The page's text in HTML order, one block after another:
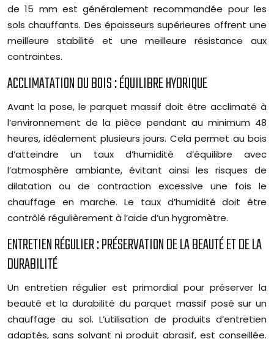
de 15 mm est généralement recommandée pour les
sols chauffants. Des épaisseurs supérieures offrent une
meilleure stabilité et une meilleure résistance aux
contraintes.
ACCLIMATATION DU BOIS : ÉQUILIBRE HYDRIQUE
Avant la pose, le parquet massif doit être acclimaté à
l’environnement de la pièce pendant au minimum 48
heures, idéalement plusieurs jours. Cela permet au bois
d’atteindre un taux d’humidité d’équilibre avec
l’atmosphère ambiante, évitant ainsi les risques de
dilatation ou de contraction excessive une fois le
chauffage en marche. Le taux d’humidité doit être
contrôlé régulièrement à l’aide d’un hygromètre.
ENTRETIEN RÉGULIER : PRÉSERVATION DE LA BEAUTÉ ET DE LA
DURABILITÉ
Un entretien régulier est primordial pour préserver la
beauté et la durabilité du parquet massif posé sur un
chauffage au sol. L’utilisation de produits d’entretien
adaptés, sans solvant ni produit abrasif, est conseillée.